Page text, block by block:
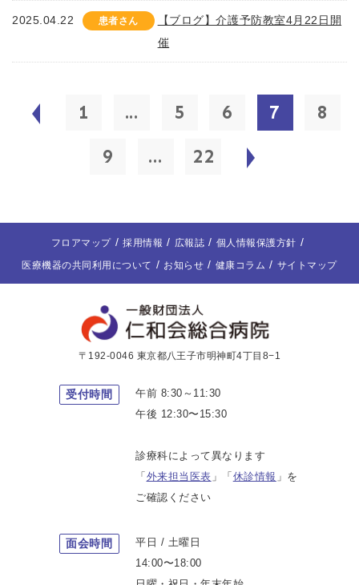
2025.04.22 患者さん
【ブログ】介護予防教室4月22日開
催
1 ... 5 6 7
8
9
... 22
フロアマップ 採用情報 広報誌
個人情報保護方針
医療機器の共同利用について
お知らせ 健康コラム サイトマップ
〒192-0046 東京都八王子市明神町4丁目8−1
受付時間
午前 8:30～11:30
午後 12:30〜15:30
診療科によって異なります
「 外来担当医表 」「 休診情報 」を
ご確認ください
面会時間
平日 / 土曜日
14:00〜18:00